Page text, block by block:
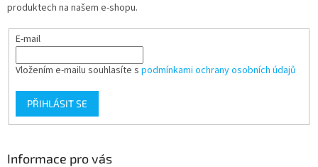
produktech na našem e-shopu.
E-mail
Vložením e-mailu souhlasíte s podmínkami ochrany osobních údajů
PŘIHLÁSIT SE
Informace pro vás